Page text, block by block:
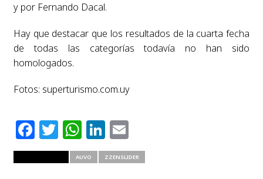
y por Fernando Dacal.
Hay que destacar que los resultados de la cuarta fecha
de todas las categorías todavía no han sido
homologados.
Fotos: superturismo.com.uy
Facebook
Twitter
WhatsApp
LinkedIn
Email
AUVO ZZENSLIDER